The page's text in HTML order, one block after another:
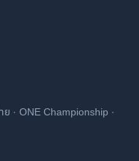
· ONE Championship ·